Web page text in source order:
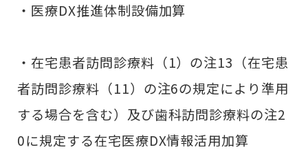
・医療DX推進体制設備加算
・在宅患者訪問診療料（1）の注13（在宅患
者訪問診療料（11）の注6の規定により準用
する場合を含む）及び歯科訪問診療料の注2
0に規定する在宅医療DX情報活用加算